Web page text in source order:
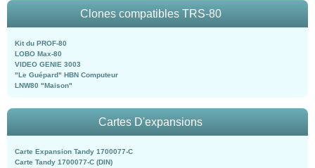
Clones compatibles TRS-80
Kit du PROF-80
LOBO Max-80
VIDEO GENIE 3003
"Le Guépard" HBN Computeur
LNW80 "Maison"
Cartes D'expansions
Carte Expansion Tandy 1700077-C
Carte Tandy 1700077-C (DIN)